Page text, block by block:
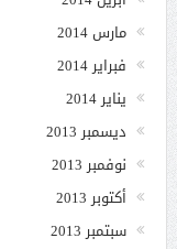
مارس 2014
فبراير 2014
يناير 2014
ديسمبر 2013
نوفمبر 2013
أكتوبر 2013
سبتمبر 2013